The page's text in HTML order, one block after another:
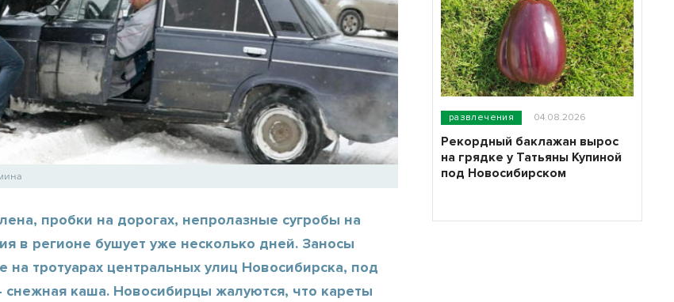
пробки на дорогах, непролазные сугробы на
в регионе бушует уже несколько дней. Заносы
на тротуарах центральных улиц Новосибирска, под
снежная каша. Новосибирцы жалуются, что кареты
развлечения 04.08.2026
Рекордный баклажан вырос
на грядке у Татьяны Купиной
под Новосибирском